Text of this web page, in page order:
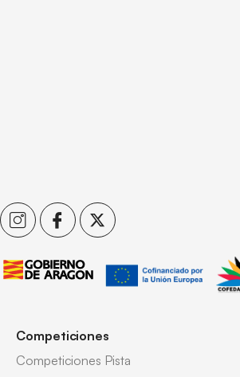
Competiciones
Competiciones Pista